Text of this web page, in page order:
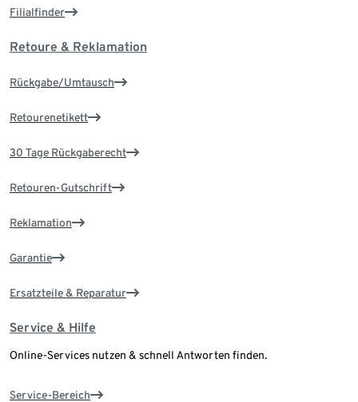
Filialfinder
Retoure & Reklamation
Rückgabe/Umtausch
Retourenetikett
30 Tage Rückgaberecht
Retouren-Gutschrift
Reklamation
Garantie
Ersatzteile & Reparatur
Service & Hilfe
Online-Services nutzen & schnell Antworten finden.
Service-Bereich